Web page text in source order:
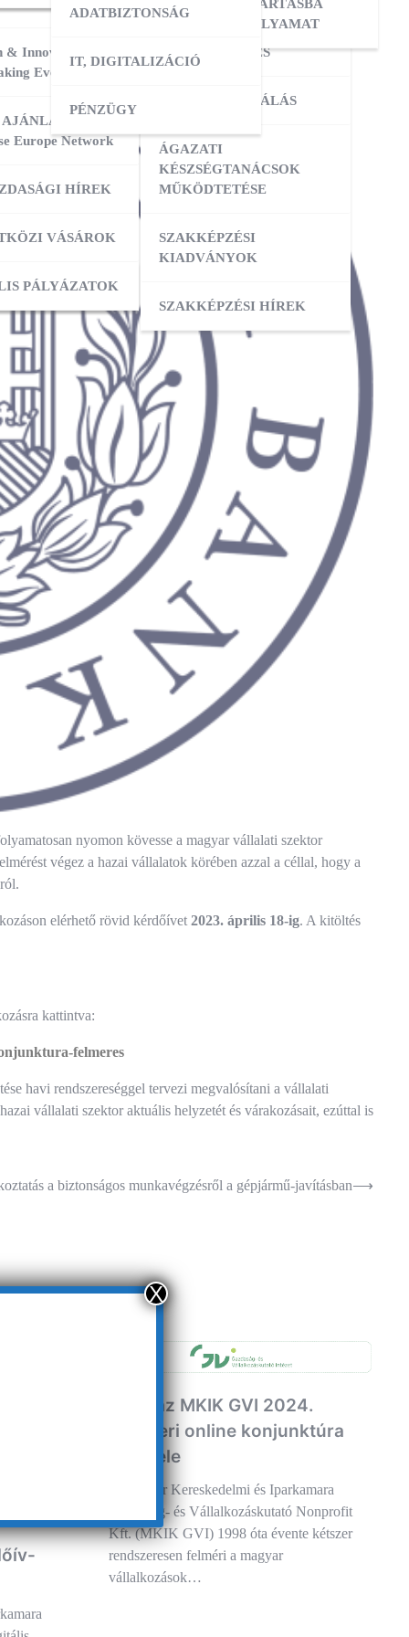
& Innovation
Event 2026
Europe Network
HÍREK
VÁSÁROK
TAGOZATOK
PÁLYÁZATOK
NYILVÁNTARTÁSBA
VÉTELI FOLYAMAT
OKTATÓI KÉPZÉS
MESTERKÉPZÉS
VIZSGADELEGÁLÁS
ÁGAZATI
KÉSZSÉGTANÁCSOK
MŰKÖDTETÉSE
SZAKKÉPZÉSI
KIADVÁNYOK
SZAKKÉPZÉSI HÍREK
ADATBIZTONSÁG
IT, DIGITALIZÁCIÓ
PÉNZÜGY
nyomon kövesse a magyar vállalati szektor
végez a hazai vállalatok körében azzal a céllal, hogy a
elérhető rövid kérdőívet 2023. április 18-ig. A kitöltés
kattintva:
felmeres
havi rendszereséggel tervezi megvalósítani a vállalati
vállalati szektor aktuális helyzetét és várakozásait, ezúttal is
a biztonságos munkavégzésről a gépjármű-javításban⟶
Indul az MKIK GVI 2024.
októberi online konjunktúra
felvétele
A Magyar Kereskedelmi és Iparkamara
Gazdaság- és Vállalkozáskutató Nonprofit
Kft. (MKIK GVI) 1998 óta évente kétszer
rendszeresen felméri a magyar
vállalkozások…
X